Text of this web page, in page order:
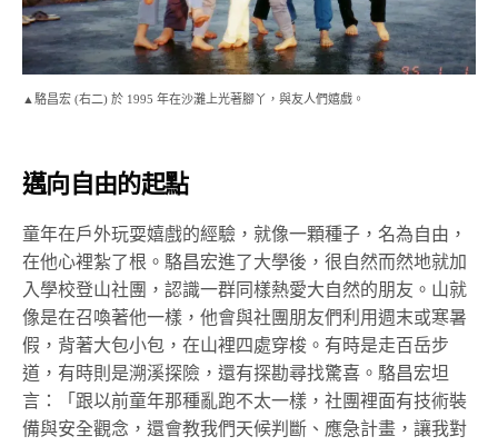
▲駱昌宏 (右二) 於 1995 年在沙灘上光著腳丫，與友人們嬉戲。
邁向自由的起點
童年在戶外玩耍嬉戲的經驗，就像一顆種子，名為自由，
在他心裡紮了根。駱昌宏進了大學後，很自然而然地就加
入學校登山社團，認識一群同樣熱愛大自然的朋友。山就
像是在召喚著他一樣，他會與社團朋友們利用週末或寒暑
假，背著大包小包，在山裡四處穿梭。有時是走百岳步
道，有時則是溯溪探險，還有探勘尋找驚喜。駱昌宏坦
言：「跟以前童年那種亂跑不太一樣，社團裡面有技術裝
備與安全觀念，還會教我們天候判斷、應急計畫，讓我對